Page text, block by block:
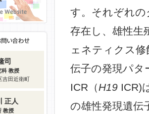
す。それぞれ
存在し、雄性生
ェネティクス
伝子の発現パタ
ICR（H19 ICR)
の雄性発現遺伝
司
科 教授
吉田近衛町
正人
教授